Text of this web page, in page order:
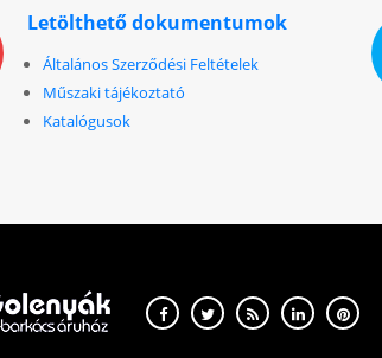
Letölthető dokumentumok
Általános Szerződési Feltételek
Műszaki tájékoztató
Katalógusok